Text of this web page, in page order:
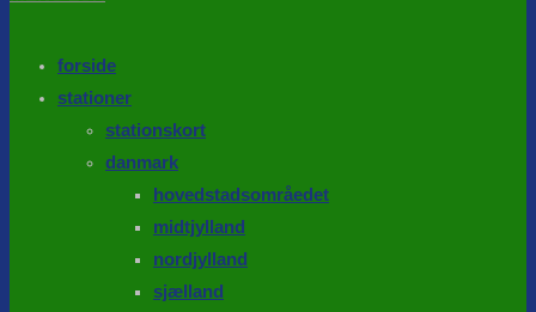
forside
stationer
stationskort
danmark
hovedstadsområedet
midtjylland
nordjylland
sjælland